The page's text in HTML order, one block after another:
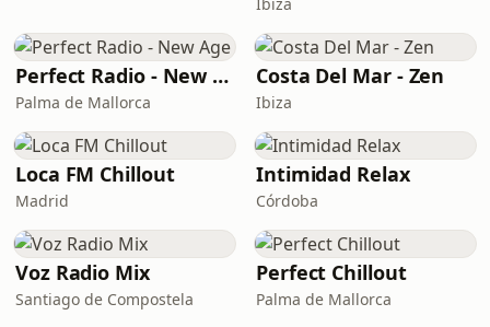
Perfect Radio - New Age
Palma de Mallorca
Costa Del Mar - Zen
Ibiza
Loca FM Chillout
Madrid
Intimidad Relax
Córdoba
Voz Radio Mix
Santiago de Compostela
Perfect Chillout
Palma de Mallorca